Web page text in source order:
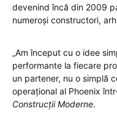
devenind încă din 2009
numeroși constructori,
„Am început cu o idee
performante la fiecare
un partener, nu o simplă
operațional al Phoenix
Construcții Moderne.